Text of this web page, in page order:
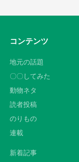
コンテンツ
地元の話題
〇〇してみた
動物ネタ
読者投稿
のりもの
連載
新着記事